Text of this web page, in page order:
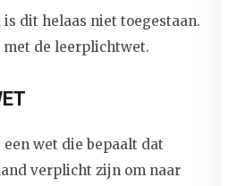
dit helaas niet toegestaan.
de leerplichtwet.
wet die bepaalt dat
verplicht zijn om naar